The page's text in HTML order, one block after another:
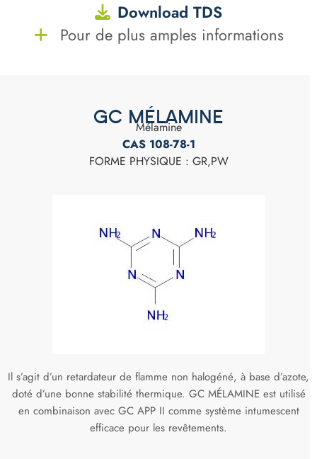
Download TDS
Pour de plus amples informations
GC MÉLAMINE
Mélamine
CAS 108-78-1
FORME PHYSIQUE : GR,PW
Il s’agit d’un retardateur de flamme non halogéné, à base d’azote,
doté d’une bonne stabilité thermique. GC MÉLAMINE est utilisé
en combinaison avec GC APP II comme système intumescent
efficace pour les revêtements.